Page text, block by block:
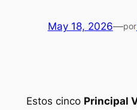
May 18, 2026—por
Estos cinco Principal